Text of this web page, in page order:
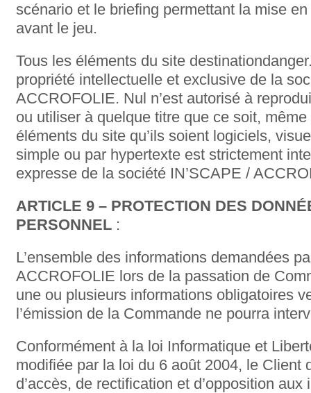
scénario et le briefing permettant la mise
avant le jeu.
Tous les éléments du site
propriété intellectuelle et exclusive de la
ACCROFOLIE. Nul n’est autorisé à
ou utiliser à quelque titre que ce soit,
éléments du site qu’ils soient logiciels,
simple ou par hypertexte est strictement
expresse de la société IN’SCAPE /
ARTICLE 9 – PROTECTION DES
PERSONNEL :
L’ensemble des informations demandées
ACCROFOLIE lors de la passation de
une ou plusieurs informations obligatoires
l’émission de la Commande ne pourra
Conformément à la loi Informatique et
modifiée par la loi du 6 août 2004, le Client
d’accès, de rectification et d’opposition aux